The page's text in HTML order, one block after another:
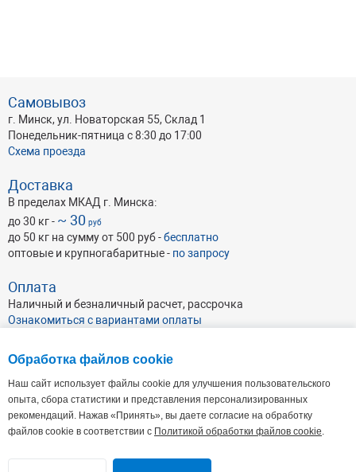
Самовывоз
г. Минск, ул. Новаторская 55, Склад 1
Понедельник-пятница с 8:30 до 17:00
Схема проезда
Доставка
В пределах МКАД г. Минска:
до 30 кг - ~ 30 руб
до 50 кг на сумму от 500 руб -бесплатно
оптовые и крупногабаритные - по запросу
Оплата
Наличный и безналичный расчет, рассрочка
Ознакомиться с вариантами оплаты
ОАО Абразивхимсбыт , УНП 191046462
Республика Беларусь, г. Минск, ул. Кульман 35А, пом. 7 (4-й этаж),220100
+375 17 338-44-44(66-66)
Обработка файлов cookie
Наш сайт использует файлы cookie для улучшения пользовательского
опыта, сбора статистики и представления персонализированных
рекомендаций. Нажав «Принять», вы даете согласие на обработку
файлов cookie в соответствии с Политикой обработки файлов cookie.